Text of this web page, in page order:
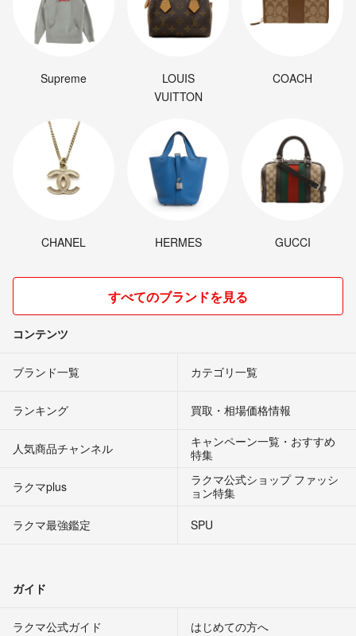
Supreme
LOUIS
VUITTON
COACH
CHANEL HERMES GUCCI
すべてのブランドを見る
コンテンツ
ブランド一覧 カテゴリ一覧
ランキング 買取・相場価格情報
人気商品チャンネル
キャンペーン一覧・おすすめ
特集
ラクマplus
ラクマ公式ショップ ファッシ
ョン特集
ラクマ最強鑑定
SPU
ガイド
ラクマ公式ガイド はじめての方へ